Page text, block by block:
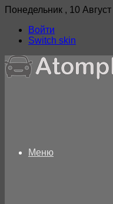
Понедельник , 10
Войти
Switch skin
Меню